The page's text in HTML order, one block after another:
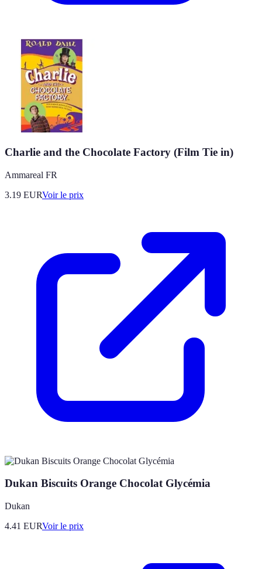
Charlie and the Chocolate Factory (Film Tie in)
Ammareal FR
3.19 EURVoir le prix
Dukan Biscuits Orange Chocolat Glycémia
Dukan
4.41 EURVoir le prix